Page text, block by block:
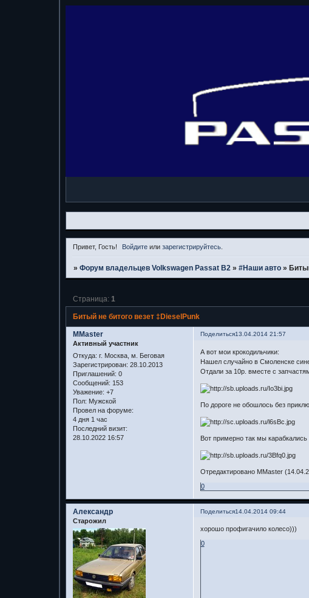
Привет, Гость! Войдите илизарегистрируйтесь.
» Форум владельцев Volkswagen Passat B2 » #Наши авто »
Битый не битого везет ‡DieselPunk
Страница: 1
Поделиться13.04.2014 21:57
MMaster
Активный участник
Откуда: г. Москва, м. Беговая
Зарегистрирован: 28.10.2013
Приглашений: 0
Сообщений: 153
Уважение: +7
Пол: Мужской
Провел на форуме:
4 дня 1 час
Последний визит:
28.10.2022 16:57
А вот мои крокодильчики:
Нашел случайно в Смоленске
Отдали за 10р. вместе с
По дороге не обошлось без
Вот примерно так мы карабкались
Отредактировано MMaster
0
Поделиться14.04.2014 09:44
Александр
Старожил
хорошо профигачило колесо)))
0